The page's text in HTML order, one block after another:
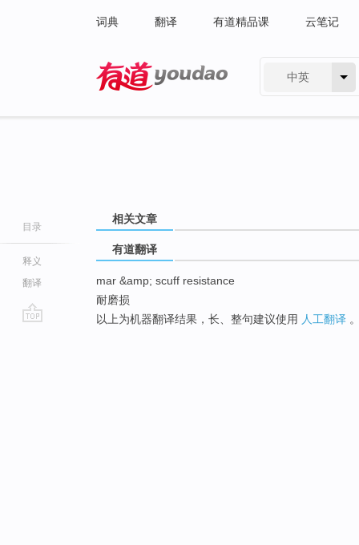
词典 翻译 有道精品课 云笔记
中英
目录
释义
翻译
相关文章
有道翻译
mar &amp; scuff resistance
耐磨损
以上为机器翻译结果，长、整句建议使用 人工翻译